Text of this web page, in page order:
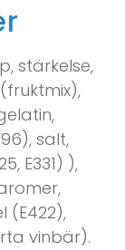
stärkelse,
salt,
E331) ),
(E422),
vinbär).